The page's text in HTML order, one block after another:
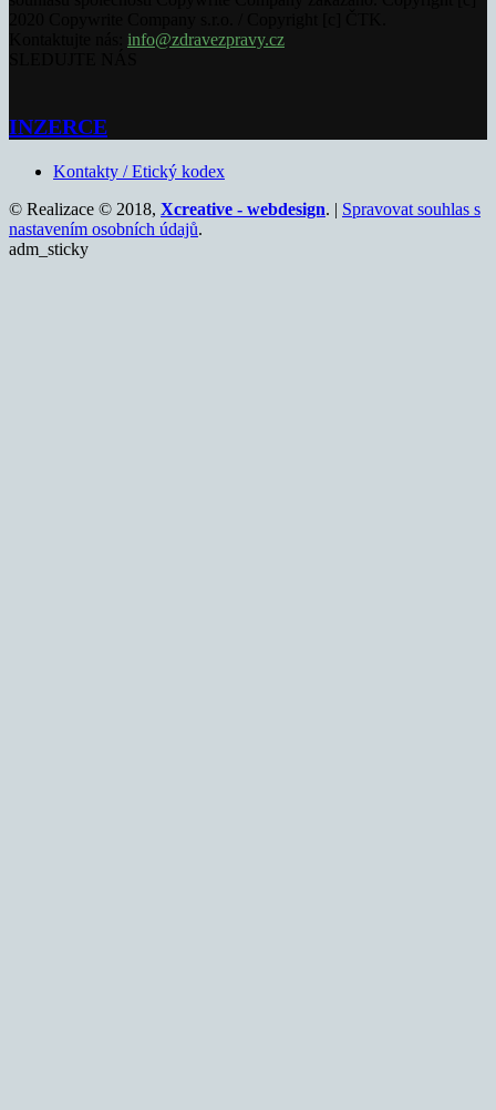
info@zdravezpravy.cz
INZERCE
Kontakty / Etický kodex
© Realizace © 2018, Xcreative - webdesign. | Spravovat souhlas s
nastavením osobních údajů.
adm_sticky